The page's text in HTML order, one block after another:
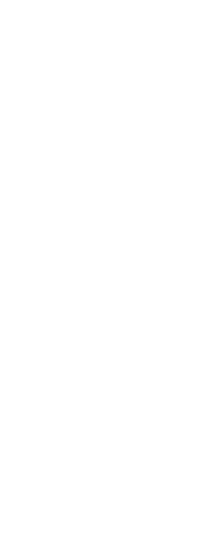
ATR/BPN Perkuat